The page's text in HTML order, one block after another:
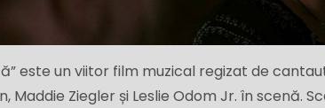
este un viitor film muzical regizat de
Maddie Ziegler și Leslie Odom Jr. în scenă.